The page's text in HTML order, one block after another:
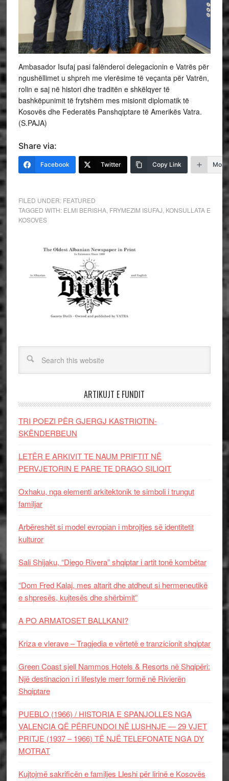
Ambasador Isufaj pasi falënderoi delegacionin e Vatrës për
ngushëllimet u shpreh me vlerësime të veçanta për Vatrën,
rolin e saj në histori dhe traditën e shkëlqyer të
bashkëpunimit të frytshëm mes misionit diplomatik të
Kosovës dhe Federatës Panshqiptare të Amerikës Vatra.
(S.PAJA)
Share via:
Facebook Twitter Copy Link More
FILED UNDER: FEATURED
TAGGED WITH: ELMI BERISHA, FRYMEZIM ISUFAJ KONSULLATA E
KOSOVES
ARTIKUJT E FUNDIT
TRI POEZI PËR GJERGJ KASTRIOTIN-
SKËNDERBEUN
LETËR E ARKIVIT TE NAUM PRIFTIT NË
PERVJETORIN E PARE TE DRAGO SILIQIT
Oxhaku, nga elementi arkitektonik te simboli i trungut
familjar
Arbëreshët si model evropian i mbrojtjes së identitetit
kulturor
Sali Shijaku, “Diego Rivera” shqiptar i artit tonë kombëtar
“Dom Fred Kalaj, mes altarit dhe atdheut si hermeneutikë
e shpresës, kujtesës dhe shërbimit”
A PO ARMATOSET BALLKANI?
Kriza e vlerave – Tragjedia e vërtetë e tranzicionit shqiptar
Green Coast sjell Nammos Hotels & Resorts në Shqipëri:
Një destinacion i ri lifestyle merr formë në Rivierën
Shqiptare
PUEBLO (1966) / HISTORIA E SPANJOLLES NGA
VALENCIA QË PËRFUNDOI NË LUSHNJE — 29 VJET
PRITJE (1937 – 1966) TË NJË TELEFONATE NGA DY
MOTRAT
Kujtojmë sakrificën e familjes Lleshi për lirinë e Kosovës